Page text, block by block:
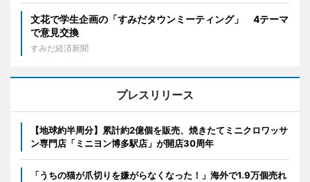
文花で学生企画の「すみだタウンミーティング」 4テーマ
で意見交換
すみだ経済新聞
プレスリリース
【地球約半周分】累計約2億個を販売、焼きたてミニクロワッサ
ン専門店「ミニヨン博多駅店」が開店30周年
「うちの猫が爪切りを嫌がらなくなった！」海外で1.9万個売れ